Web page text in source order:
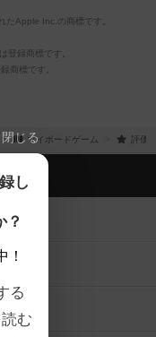
たApple Inc.の商標です。
登録商標です。
商標です。
マイボードゲーム 評価
閉じる
し
？
！
る
む